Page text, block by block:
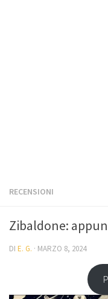
RECENSIONI
Zibaldone:
DI E. G. · MARZO 8, 2024